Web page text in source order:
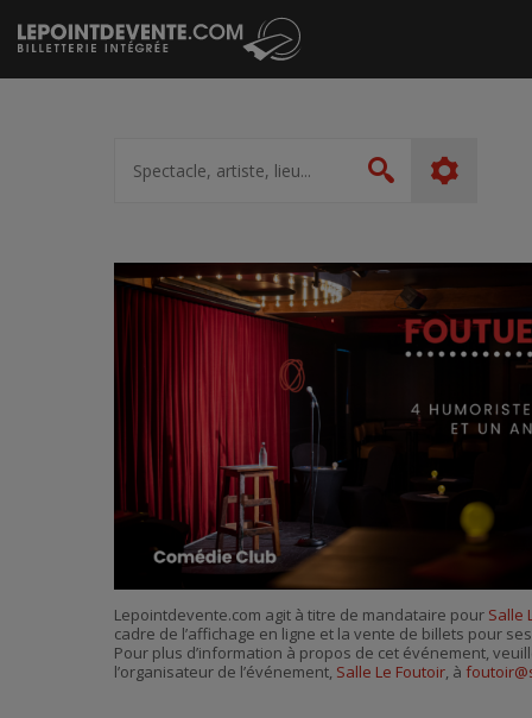
Passer
au
contenu
artiste,
lieu...
Rechercher
Lepointdevente.com agit à titre de mandataire pour Salle
cadre de l’affichage en ligne et la vente de billets pour
Pour plus d’information à propos de cet événement,
l’organisateur de l’événement, Salle Le Foutoir, à